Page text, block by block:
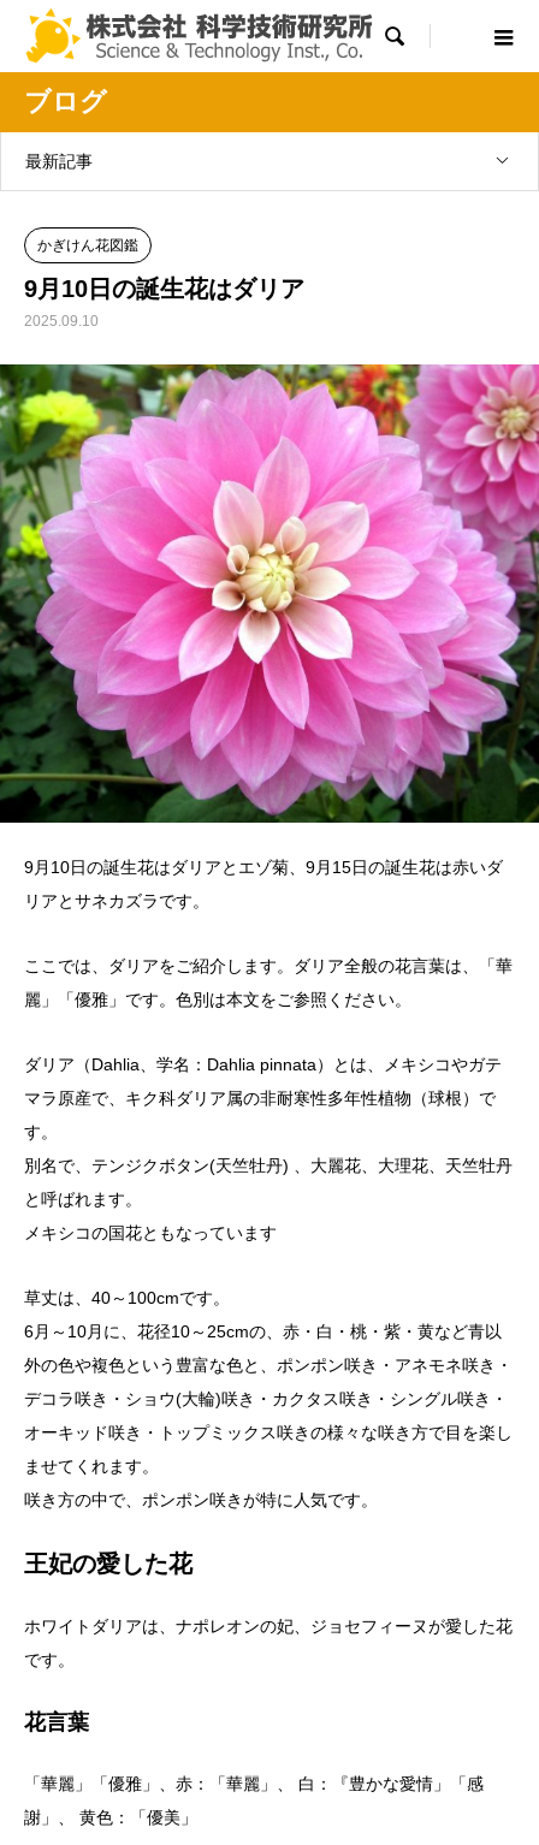

ブログ
最新記事
かぎけん花図鑑
9月10日の誕生花はダリア
2025.09.10
9月10日の誕生花はダリアとエゾ菊、9月15日の誕生花は赤いダ
リアとサネカズラです。
ここでは、ダリアをご紹介します。ダリア全般の花言葉は、「華
麗」「優雅」です。色別は本文をご参照ください。
ダリア（Dahlia、学名：Dahlia pinnata）とは、メキシコやガテ
マラ原産で、キク科ダリア属の非耐寒性多年性植物（球根）で
す。
別名で、テンジクボタン(天竺牡丹) 、大麗花、大理花、天竺牡丹
と呼ばれます。
メキシコの国花ともなっています
草丈は、40～100cmです。
6月～10月に、花径10～25cmの、赤・白・桃・紫・黄など青以
外の色や複色という豊富な色と、ポンポン咲き・アネモネ咲き・
デコラ咲き・ショウ(大輪)咲き・カクタス咲き・シングル咲き・
オーキッド咲き・トップミックス咲きの様々な咲き方で目を楽し
ませてくれます。
咲き方の中で、ポンポン咲きが特に人気です。
王妃の愛した花
ホワイトダリアは、ナポレオンの妃、ジョセフィーヌが愛した花
です。
花言葉
「華麗」「優雅」、赤：「華麗」、 白：『豊かな愛情」「感
謝」、 黄色：「優美」